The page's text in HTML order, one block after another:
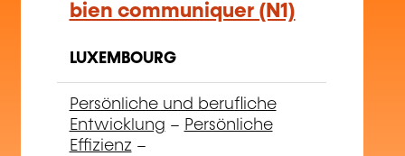
bien communiquer (N1)
LUXEMBOURG
Persönliche und berufliche
Entwicklung – Persönliche
Effizienz–